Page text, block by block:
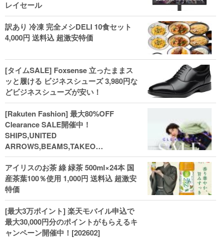
レイセール
訳あり 冷凍 完全メシDELI 10食セット
4,000円 送料込 超激安特価
[タイムSALE] Foxsense 立ったままス
ッと履ける ビジネスシューズ 3,980円な
どビジネスシューズが安い！
[Rakuten Fashion] 最大80%OFF
Clearance SALE開催中！
SHIPS,UNITED
ARROWS,BEAMS,TAKEO
KIKUCHI,COACH,MICHAEL KORSなど
(202602)
アイリスのお茶 綠 緑茶 500ml×24本 国
産茶葉100％使用 1,000円 送料込 超激安
特価
[最大3万ポイント] 楽天モバイル申込で
最大30,000円分のポイントがもらえるキ
ャンペーン開催中！[202602]